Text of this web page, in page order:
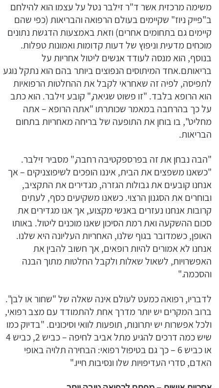
משימה מרכזית אשר ד"ר זילבר נטל על עצמו הוא להילחם
ב"פייק ניוז" שקיימים בעולם הרפואה והבריאות (כפי שהם
קיימים גם בתחומים אחרים) וזאת באמצעות הדגשת נתונים
מוכחים מדעית וניפוץ של דעות קדומות ואמונות טפלות.
בנוסף, הוא מנסה לעודד אנשים ליטול אחריות על
בריאותם.אחד המיתוסים הנפוצים ביותר בהם הוא נתקל נוגע
לתפיסה, לפיה זה שאחראי לקבל את ההחלטות הרפואיות
הוא הרופא בלבד. "זו פשוט שגיאה," קובע זילבר. הוא כתב
על כך בהרחבה במאמר שכותרתו "אתה הרופא – אתה
מחליט", בו בוחן את התופעה של בריחה מאחריות בתחום
הבריאות.
"הבה נבחן את זה בפרספקטיבה רחבה," מסביר זילבר.
"כשאנו משפצים את הבית, איננו הופכים לשיפוצניקים – אך
אנחנו קובעים את גבולות הגזרה, מגדירים את התקציב,
ובוחרים את הסגנון הרצוי. כשאנו משקיעים כסף, לעתים
קרובות אנחנו נעזרים באנשי מקצוע, אך אנו מגדירים את
סכום ההשקעה ואת רמת הסיכון שאנו מוכנים ליטול. באותו
האופן, כשמדובר בגוף שלנו, האחריות העליונה היא שלנו.
אנחנו לא אמורים להיות רופאים, אך חשוב להבין את
האפשרויות, לשאול שאלות ולקבל החלטות מתוך הבנה
והסכמה."
לדבריו, רפואה כמעט לעולם אינה שאלה של "שחור או לבן".
ברוב המקרים יש יותר מדרך אחת להתמודד עם מצב רפואי,
ולכל אפשרות יש יתרונות, תופעות לוואי וסיכונים. "בדיוק כמו
שיש כמה דרכים להגיע מתל אביב לחיפה – כביש 2, כביש 4
או כביש 6 – כך גם בטיפול רפואי: הבחירה תלויה באופי
האדם, סדרי העדיפויות שלו ונסיבות חייו."